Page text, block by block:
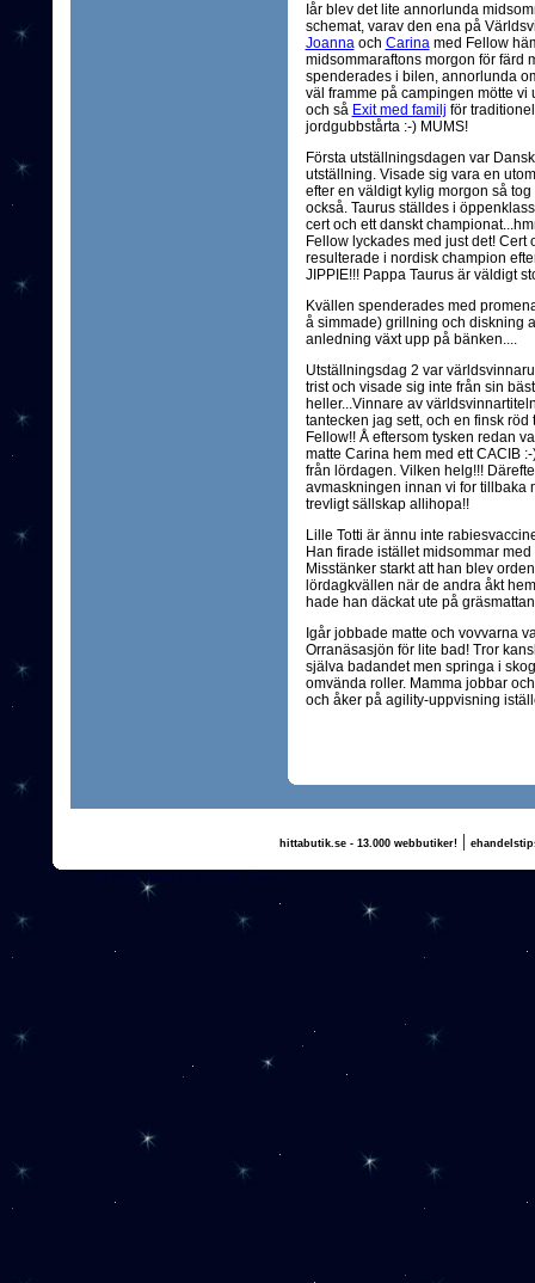
Iår blev det lite annorlunda
schemat, varav den ena på
Joannaoch Carinamed Fellow
midsommaraftons morgon för färd
spenderades i bilen, annorlunda
väl framme på campingen mötte vi
och så Exit med familj för
jordgubbstårta :-) MUMS!
Första utställningsdagen var
utställning. Visade sig vara en
efter en väldigt kylig morgon så
också. Taurus ställdes i
cert och ett danskt
Fellow lyckades med just det!
resulterade i nordisk champion
JIPPIE!!! Pappa Taurus är väldigt
Kvällen spenderades med
å simmade) grillning och diskning
anledning växt upp på bänken....
Utställningsdag 2 var
trist och visade sig inte från sin
heller...Vinnare av
tantecken jag sett, och en finsk
Fellow!! Å eftersom tysken redan
matte Carina hem med ett CACIB
från lördagen. Vilken helg!!!
avmaskningen innan vi for tillbaka
trevligt sällskap allihopa!!
Lille Totti är ännu inte
Han firade istället midsommar
Misstänker starkt att han blev
lördagkvällen när de andra åkt
hade han däckat ute på
Igår jobbade matte och vovvarna
Orranäsasjön för lite bad! Tror
själva badandet men springa i
omvända roller. Mamma jobbar
och åker på agility-uppvisning
hittabutik.se - 13.000 webbutiker!|